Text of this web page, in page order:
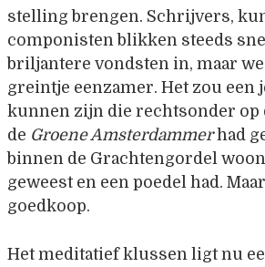
stelling brengen. Schrijvers,
componisten blikken steeds
briljantere vondsten in, maar
greintje eenzamer. Het zou een
kunnen zijn die rechtsonder op
de Groene Amsterdammerhad
binnen de Grachtengordel
geweest en een poedel had.
goedkoop.
Het meditatief klussen ligt nu